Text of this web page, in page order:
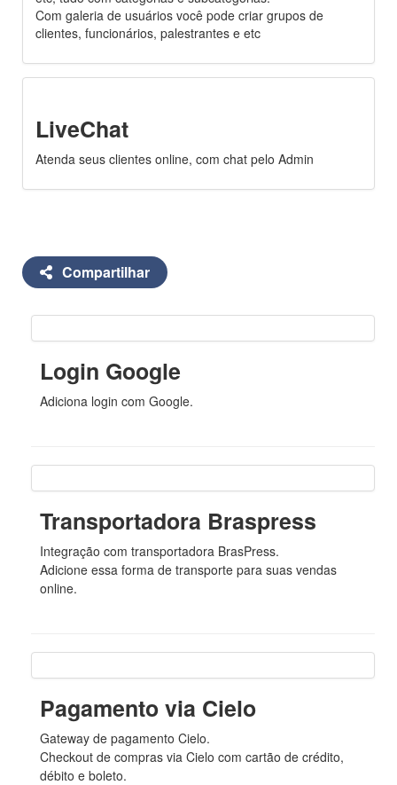
Com galeria de usuários você pode criar grupos de
clientes, funcionários, palestrantes e etc
LiveChat
Atenda seus clientes online, com chat pelo Admin
Compartilhar
Login Google
Adiciona login com Google.
Transportadora Braspress
Integração com transportadora BrasPress.
Adicione essa forma de transporte para suas vendas
online.
Pagamento via Cielo
Gateway de pagamento Cielo.
Checkout de compras via Cielo com cartão de crédito,
débito e boleto.